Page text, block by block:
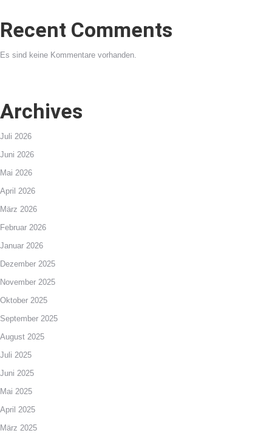
Recent Comments
Es sind keine Kommentare vorhanden.
Archives
Juli 2026
Juni 2026
Mai 2026
April 2026
März 2026
Februar 2026
Januar 2026
Dezember 2025
November 2025
Oktober 2025
September 2025
August 2025
Juli 2025
Juni 2025
Mai 2025
April 2025
März 2025